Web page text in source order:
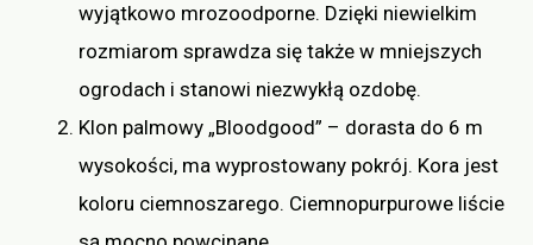
wyjątkowo mrozoodporne. Dzięki niewielkim
rozmiarom sprawdza się także w mniejszych
ogrodach i stanowi niezwykłą ozdobę.
Klon palmowy „Bloodgood” – dorasta do 6 m
wysokości, ma wyprostowany pokrój. Kora jest
koloru ciemnoszarego. Ciemnopurpurowe liście